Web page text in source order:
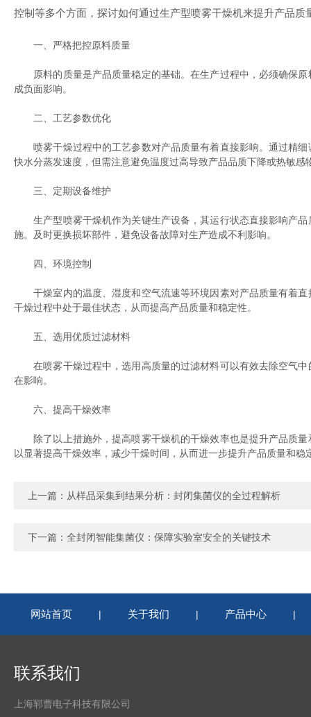
控制等多个方面，探讨如何通过生产型喷雾干燥机来提升产品质
一、严格把控原料质量
原料的质量是产品质量稳定的基础。在生产过程中，必须确保原
成负面影响。
二、工艺参数优化
喷雾干燥过程中的工艺参数对产品质量有着直接影响。通过精细
快水分蒸发速度，但需注意避免温度过高导致产品品质下降或热敏
三、定期设备维护
生产型喷雾干燥机作为关键生产设备，其运行状态直接影响产品
施。及时更换损坏部件，避免设备故障对生产造成不利影响。
四、环境控制
干燥室内的温度、湿度和空气流速等环境因素对产品质量有着直
干燥过程中处于最佳状态，从而提高产品质量和稳定性。
五、选用优质过滤材料
在喷雾干燥过程中，选用高质量的过滤材料可以有效去除空气中
在影响。
六、提高干燥效率
除了以上措施外，提高喷雾干燥机的干燥效率也是提升产品质量
以显著提高干燥效率，减少干燥时间，从而进一步提升产品质量和稳
上一篇： 从样品采集到结果分析：封闭集菌仪的全过程解析
下一篇： 全封闭智能集菌仪：保障实验室安全的关键技术
网站首页 | 关于我们 | 产品中心 |
联系我们
上海郓曹电子科技有限公司